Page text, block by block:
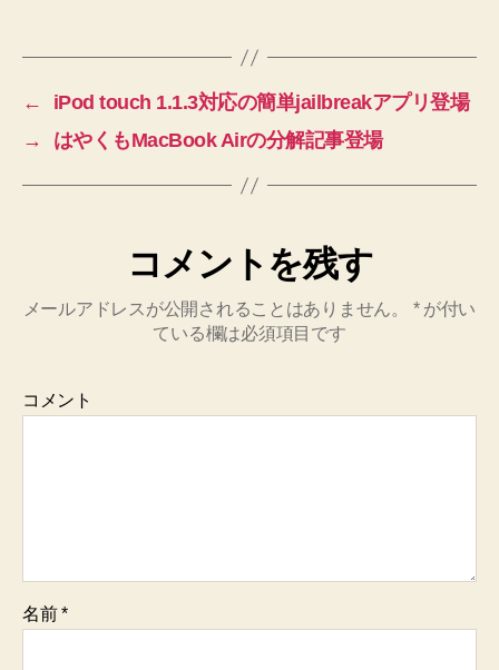
←
iPod touch 1.1.3対応の簡単jailbreakアプリ登場
→
はやくもMacBook Airの分解記事登場
コメントを残す
メールアドレスが公開されることはありません。 *が付い
ている欄は必須項目です
コメント
名前*